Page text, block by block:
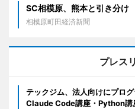
SC相模原、熊本と引き分
相模原町田経済新聞
プレス
テックジム、法人向けにプロ
Claude Code講座・Python講